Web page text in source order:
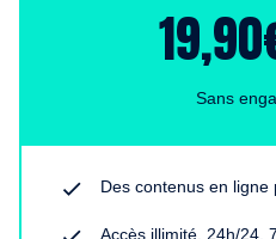
Sans
Des contenus en ligne
Accès illimité, 24h/24,